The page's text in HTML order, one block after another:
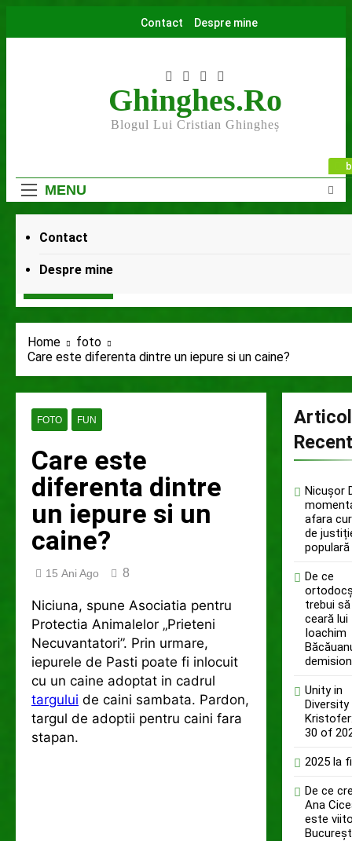
content
Contact Despre mine
Ghinghes.ro
Blogul Lui Cristian Ghingheș
MENU
Contact
Despre mine
INIȚIATIVE
7 Luni Ago 9 Luni Ago
Home
foto
Care este diferenta dintre un iepure si un caine?
FOTO FUN
Care este
diferenta dintre
un iepure si un
caine?
15 Ani Ago 8
Niciuna, spune Asociatia pentru
Protectia Animalelor „Prieteni
Necuvantatori”. Prin urmare,
iepurele de Pasti poate fi inlocuit
cu un caine adoptat in cadrul
targului de caini sambata. Pardon,
targul de adoptii pentru caini fara
stapan.
Nicușor
afara
de
populară
De ce
trebui
ceară lui
Ioachim
Unity in
30 of
2025 la
De ce
Ana
este